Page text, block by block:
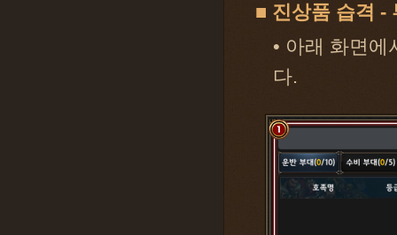
■ 진상품 습격 -
• 아래 화면
다.